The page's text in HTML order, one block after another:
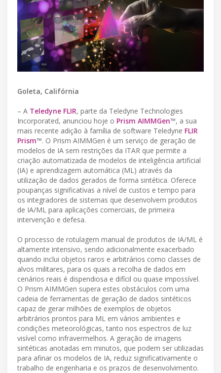
Goleta, Califórnia
– A Teledyne FLIR, parte da Teledyne Technologies
Incorporated, anunciou hoje o Prism AIMMGen™, a sua
mais recente adição à família de software Teledyne FLIR
Prism™. O Prism AIMMGen é um serviço de geração de
modelos de IA sem restrições da ITAR que permite a
criação automatizada de modelos de inteligência artificial
(IA) e aprendizagem automática (ML) através da
utilização de dados gerados de forma sintética. Oferece
poupanças significativas a nível de custos e tempo para
os integradores de sistemas que desenvolvem produtos
de IA/ML para aplicações comerciais, de primeira
intervenção e defesa.
O processo de rotulagem manual de produtos de IA/ML é
altamente intensivo, sendo adicionalmente exacerbado
quando inclui objetos raros e arbitrários como classes de
alvos militares, para os quais a recolha de dados em
cenários reais é dispendiosa e difícil ou quase impossível.
O Prism AIMMGen supera estes obstáculos com uma
cadeia de ferramentas de geração de dados sintéticos
capaz de gerar milhões de exemplos de objetos
arbitrários prontos para ML em vários ambientes e
condições meteorológicas, tanto nos espectros de luz
visível como infravermelhos. A geração de imagens
sintéticas anotadas em minutos, que podem ser utilizadas
para afinar os modelos de IA, reduz significativamente o
trabalho de engenharia e os prazos de desenvolvimento.